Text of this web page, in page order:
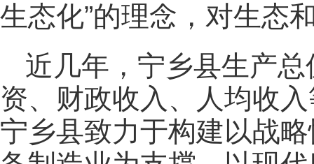
生态化”的理念，对生态
近几年，宁乡县生产
资、财政收入、人均收
宁乡县致力于构建以战